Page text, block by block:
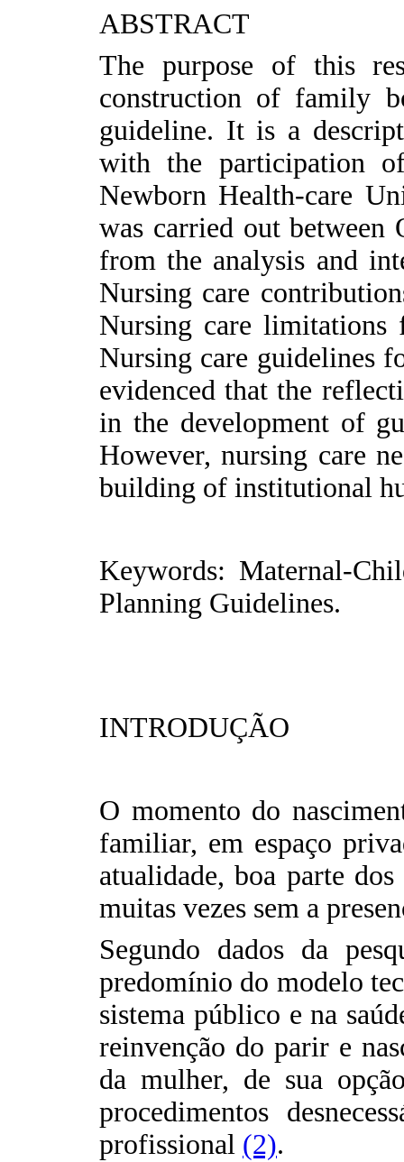
ABSTRACT
The purpose of this
construction of family
guideline. It is a
with the participation
Newborn Health-care
was carried out between
from the analysis and
Nursing care
Nursing care
Nursing care guidelines
evidenced that the
in the development of
However, nursing care
building of institutional
Keywords: Maternal-
Planning Guidelines.
INTRODUÇÃO
O momento do
familiar, em espaço
atualidade, boa parte
muitas vezes sem a
Segundo dados da
predomínio do modelo
sistema público e na
reinvenção do parir e
da mulher, de sua
procedimentos
profissional (2).